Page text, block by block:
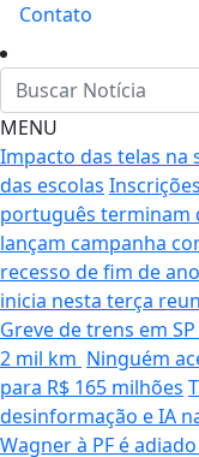
Contato
MENU
Impacto das telas na
das escolas
português terminam
lançam campanha
recesso de fim de
inicia nesta terça
Greve de trens em
2 mil km Ninguém
para R$ 165 milhões
desinformação e IA
Wagner à PF é